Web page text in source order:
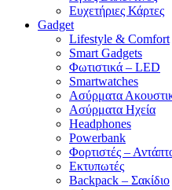
Ευχετήριες Κάρτες
Gadget
Lifestyle & Comfort
Smart Gadgets
Φωτιστικά – LED
Smartwatches
Ασύρματα
Ασύρματα Ηχεία
Headphones
Powerbank
Φορτιστές –
Εκτυπωτές
Backpack – Σακίδιο